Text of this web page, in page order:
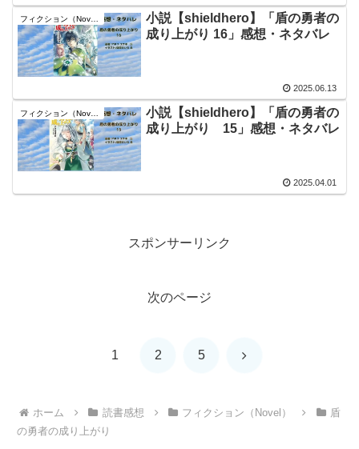
小説【shieldhero】「盾の勇者の
成り上がり 16」感想・ネタバレ
2025.06.13
小説【shieldhero】「盾の勇者の
成り上がり 15」感想・ネタバレ
2025.04.01
スポンサーリンク
次のページ
1 2 5 次
ホーム 読書感想 フィクション（Novel）
盾
の勇者の成り上がり